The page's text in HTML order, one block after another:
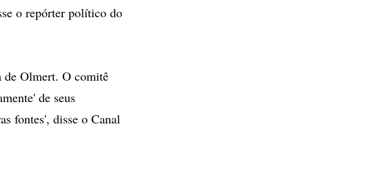
o repórter político do
de Olmert. O comitê
de seus
fontes', disse o Canal